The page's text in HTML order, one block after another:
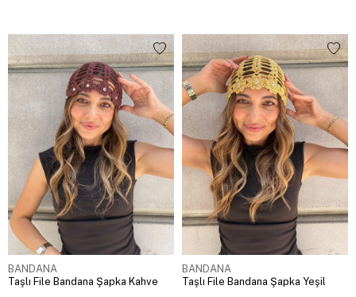
BANDANA
Taşlı File Bandana Şapka Kahve
BANDANA
Taşlı File Bandana Şapka Yeşil